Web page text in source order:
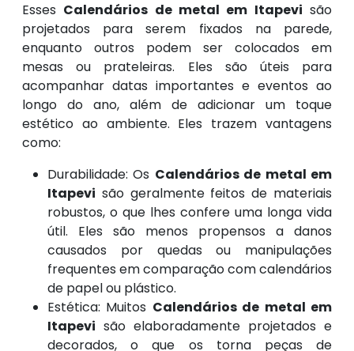
Esses Calendários de metal em Itapevi são
projetados para serem fixados na parede,
enquanto outros podem ser colocados em
mesas ou prateleiras. Eles são úteis para
acompanhar datas importantes e eventos ao
longo do ano, além de adicionar um toque
estético ao ambiente. Eles trazem vantagens
como:
Durabilidade: Os Calendários de metal em
Itapevi são geralmente feitos de materiais
robustos, o que lhes confere uma longa vida
útil. Eles são menos propensos a danos
causados por quedas ou manipulações
frequentes em comparação com calendários
de papel ou plástico.
Estética: Muitos Calendários de metal em
Itapevi são elaboradamente projetados e
decorados, o que os torna peças de